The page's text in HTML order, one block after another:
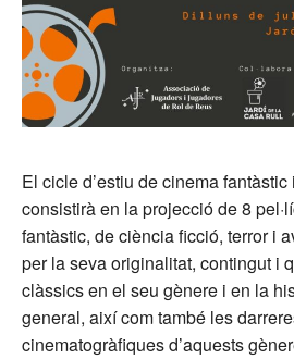
El cicle d’estiu de cinema
consistirà en la projecció de 8
fantàstic, de ciència ficció, terror i
per la seva originalitat, contingut i
clàssics en el seu gènere i en la
general, així com també les
cinematogràfiques d’aquests